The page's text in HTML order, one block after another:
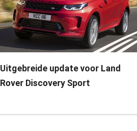
Uitgebreide update voor Land
Rover Discovery Sport